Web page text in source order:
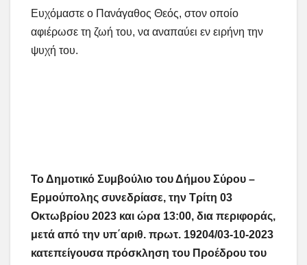
Ευχόμαστε ο Πανάγαθος Θεός, στον οποίο
αφιέρωσε τη ζωή του, να αναπαύει εν ειρήνη την
ψυχή του.
Το Δημοτικό Συμβούλιο του Δήμου Σύρου –
Ερμούπολης συνεδρίασε, την Τρίτη 03
Οκτωβρίου 2023 και ώρα 13:00, δια περιφοράς,
μετά από την υπ΄αριθ. πρωτ. 19204/03-10-2023
κατεπείγουσα πρόσκληση του Προέδρου του